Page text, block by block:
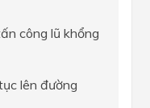
công lũ khổng
lên đường